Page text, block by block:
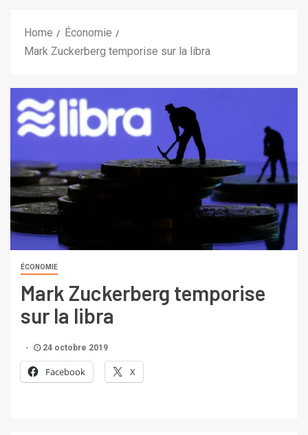
Home
Économie
Mark Zuckerberg temporise sur la libra
ÉCONOMIE
Mark Zuckerberg temporise
sur la libra
24 octobre 2019
Facebook X